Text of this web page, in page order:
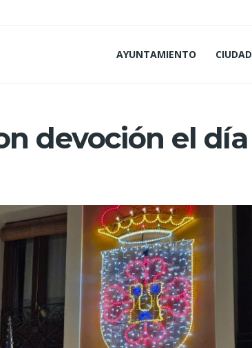
AYUNTAMIENTO CIUDAD
devoción el día